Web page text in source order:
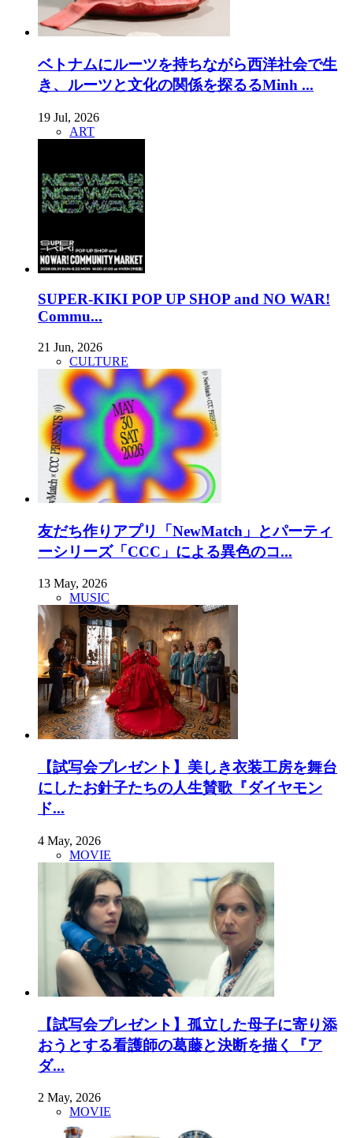
ベトナムにルーツを持ちながら西洋社会で生
き、ルーツと文化の関係を探るるMinh ...
19 Jul, 2026
ART
SUPER-KIKI POP UP SHOP and NO WAR!
Commu...
21 Jun, 2026
CULTURE
友だち作りアプリ「NewMatch」とパーティ
ーシリーズ「CCC」による異色のコ...
13 May, 2026
MUSIC
【試写会プレゼント】美しき衣装工房を舞台
にしたお針子たちの人生賛歌『ダイヤモン
ド...
4 May, 2026
MOVIE
【試写会プレゼント】孤立した母子に寄り添
おうとする看護師の葛藤と決断を描く『ア
ダ...
2 May, 2026
MOVIE